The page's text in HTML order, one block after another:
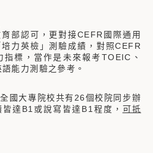
部認可，更對接CEFR國際通用
力英檢」測驗成績，對照CEFR
指標，當作是未來報考TOEIC、
能力測驗之參考。
國大專院校共有26個校院同步辦
達B1或說寫皆達B1程度， 可抵